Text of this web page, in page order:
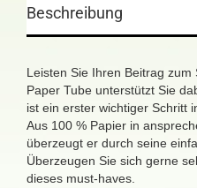
Beschreibung
Leisten Sie Ihren Beitrag
Paper Tube unterstützt Sie
ist ein erster wichtiger Schritt
Aus 100 % Papier in
überzeugt er durch seine
Überzeugen Sie sich gerne
dieses must-haves.